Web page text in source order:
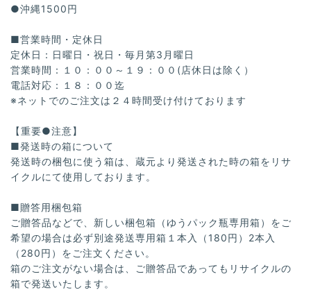
●沖縄1500円
■営業時間・定休日
定休日：日曜日・祝日・毎月第3月曜日
営業時間：１０：００～１９：００(店休日は除く）
電話対応：１８：００迄
※ネットでのご注文は２４時間受け付けております
【重要●注意】
■発送時の箱について
発送時の梱包に使う箱は、蔵元より発送された時の箱をリサ
イクルにて使用しております。
■贈答用梱包箱
ご贈答品などで、新しい梱包箱（ゆうパック瓶専用箱）をご
希望の場合は必ず別途発送専用箱１本入（180円）2本入
（280円）をご注文ください。
箱のご注文がない場合は、ご贈答品であってもリサイクルの
箱で発送いたします。